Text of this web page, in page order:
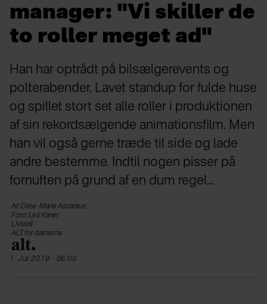
manager: "Vi skiller de
to roller meget ad"
Han har optrådt på bilsælgerevents og
polterabender. Lavet standup for fulde huse
og spillet stort set alle roller i produktionen
af sin rekordsælgende animationsfilm. Men
han vil også gerne træde til side og lade
andre bestemme. Indtil nogen pisser på
fornuften på grund af en dum regel...
Af: Ditte-Marie Ascanius
Foto: Les Kaner
Livsstil
ALT for damerne
1. Jul 2019 - 06:00